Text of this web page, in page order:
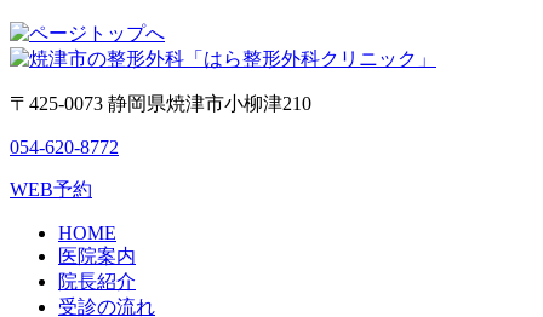
〒425-0073 静岡県焼津市小柳津210
054-620-8772
WEB予約
HOME
医院案内
院長紹介
受診の流れ